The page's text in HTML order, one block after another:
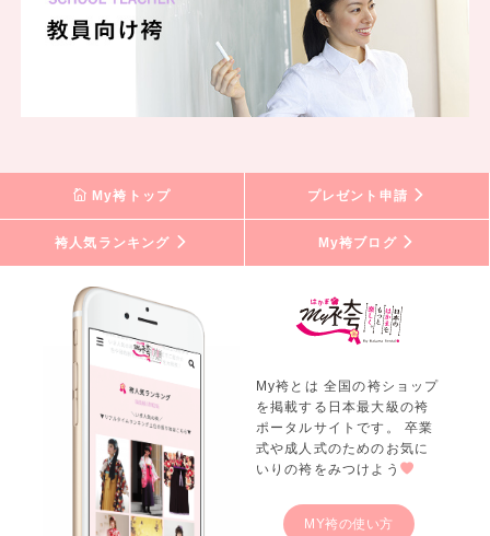
My袴トップ プレゼント申請
袴人気ランキング My袴ブログ
My袴とは 全国の袴ショップ
を掲載する日本最大級の袴
ポータルサイトです。 卒業
式や成人式のためのお気に
いりの袴をみつけよう
MY袴の使い方